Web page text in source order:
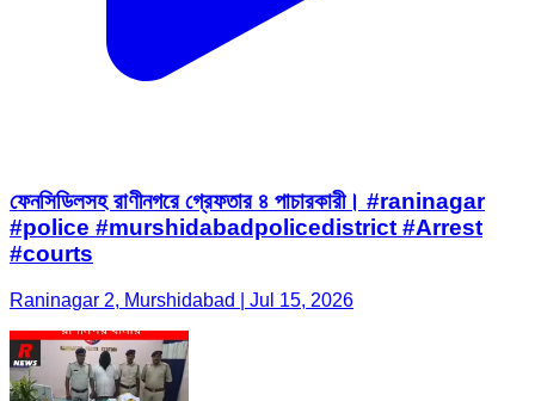
ফেনসিডিলসহ রাণীনগরে গ্রেফতার ৪ পাচারকারী। #raninagar
#police #murshidabadpolicedistrict #Arrest
#courts
Raninagar 2, Murshidabad | Jul 15, 2026